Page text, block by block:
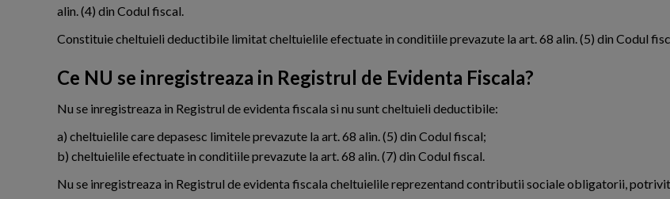
alin. (4) din Codul fiscal.
Constituie cheltuieli deductibile limitat cheltuielile efectuate in conditiile prevazute la art. 68 alin. (5) din Codul
Ce NU se inregistreaza in Registrul de Evidenta Fiscala?
Nu se inregistreaza in Registrul de evidenta fiscala si nu sunt cheltuieli deductibile:
a) cheltuielile care depasesc limitele prevazute la art. 68 alin. (5) din Codul fiscal;
b) cheltuielile efectuate in conditiile prevazute la art. 68 alin. (7) din Codul fiscal.
Nu se inregistreaza in Registrul de evidenta fiscala cheltuielile reprezentand contributii sociale obligatorii,